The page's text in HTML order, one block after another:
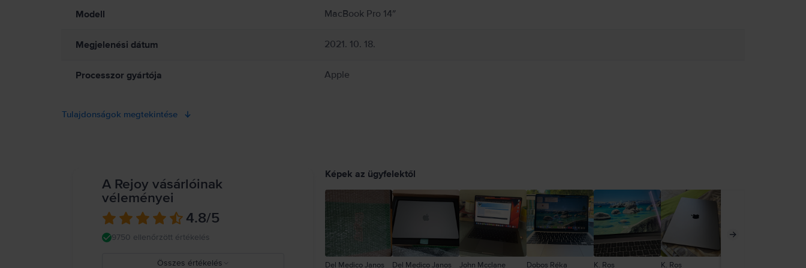
Modell MacBook Pro 14″
Megjelenési dátum 2021. 10. 18.
Processzor gyártója Apple
Tulajdonságok megtekintése
A Rejoy vásárlóinak
véleményei
4.8/5
9750 ellenőrzött értékelés
Összes értékelés
Képek az ügyfelektől
Del Medico Janos Del Medico Janos John Mcclane Dobos Réka K. Ros K. Ros